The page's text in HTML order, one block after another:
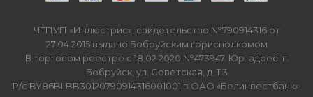
ЧТПУП «Инлюстрис», свидетельство №790914316 от
27.04.2015 выдано Бобруйским горисполкомом
В торговом реестре с 18.02.2020 №473947. Юр. адрес: г.
Бобруйск, ул. Советская, д. 113
Р/с BY86BLBB30120790914316001001 в ОАО «Белинвестбанк»,